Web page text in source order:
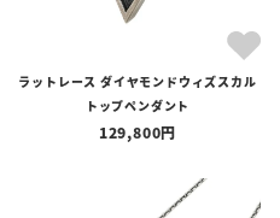
ラットレース ダイヤモンドウィズスカル
トップペンダント
129,800